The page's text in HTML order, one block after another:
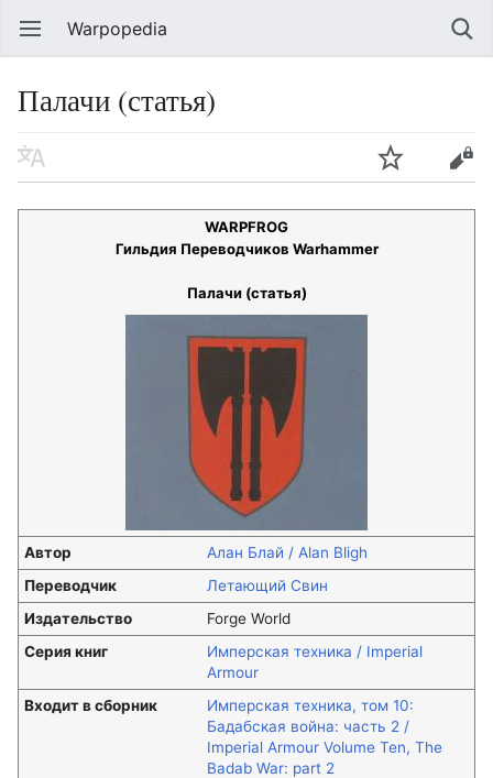
Warpopedia
Палачи (статья)
WARPFROG
Гильдия Переводчиков Warhammer
Палачи (статья)
Автор
Алан Блай / Alan Bligh
Переводчик
Летающий Свин
Издательство
Forge World
Серия книг
Имперская техника / Imperial
Armour
Входит в сборник
Имперская техника, том 10:
Бадабская война: часть 2 /
Imperial Armour Volume Ten, The
Badab War: part 2